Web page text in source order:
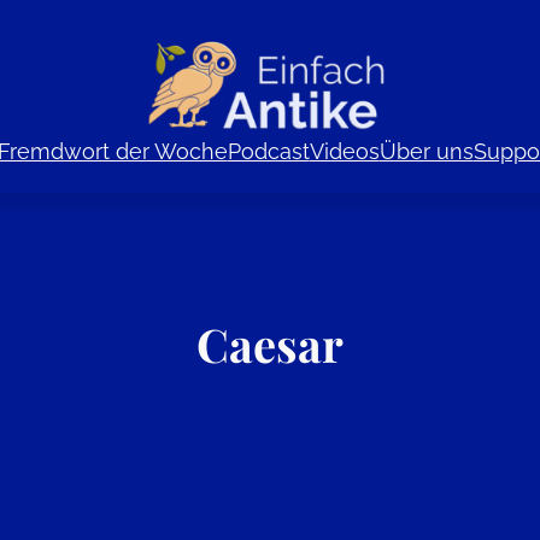
Fremdwort der WochePodcastVideosÜber uns
Caesar